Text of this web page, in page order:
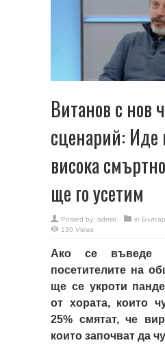
Витанов с нов
сценарий: Иде
висока
ще го усетим
Posted by: admin in
130 Views
Ако се въведе
посетителите на
ще се укроти
от хората, които
25% смятат, че
които започват да